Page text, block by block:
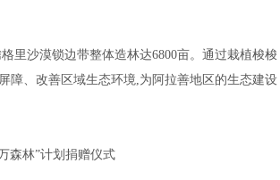
里沙漠锁边带整体造林达6800亩。通过栽植梭梭
障、改善区域生态环境,为阿拉善地区的生态建设
森林”计划捐赠仪式